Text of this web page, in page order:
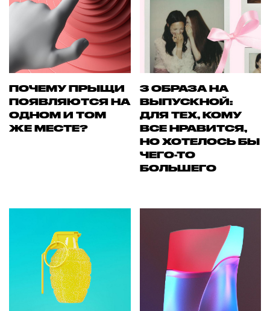
ПОЧЕМУ ПРЫЩИ
ПОЯВЛЯЮТСЯ НА
ОДНОМ И ТОМ
ЖЕ МЕСТЕ?
3 ОБРАЗА НА
ВЫПУСКНОЙ:
ДЛЯ ТЕХ, КОМУ
ВСЕ НРАВИТСЯ,
НО ХОТЕЛОСЬ БЫ
ЧЕГО-ТО
БОЛЬШЕГО